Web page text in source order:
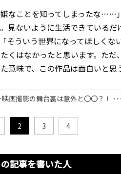
なことを知ってしまったな……
見ないように生活できているだ
そういう世界になってほしくな
くはなかったと思います。た
味で、この作品は面白いと思
画撮影の舞台裏は意外と〇〇？！ ･･･
2 3 4
の記事を書いた人